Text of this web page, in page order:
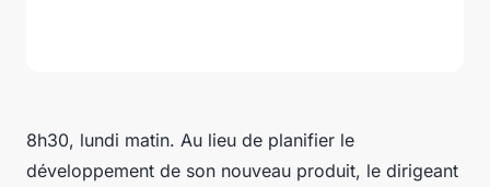
8h30, lundi matin. Au lieu de planifier le
développement de son nouveau produit, le dirigeant